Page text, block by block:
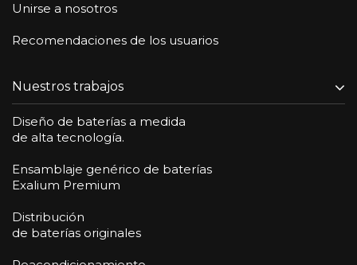
Unirse a nosotros
Recomendaciones de los usuarios
Nuestros trabajos
Diseño de baterías a medida
de alta tecnología.
Ensamblaje genérico de baterías
Exalium Premium
Distribución
de baterías originales